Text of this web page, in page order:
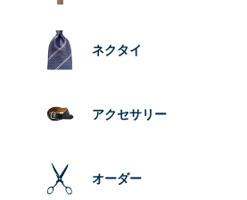
ネクタイ
アクセサリー
オーダー